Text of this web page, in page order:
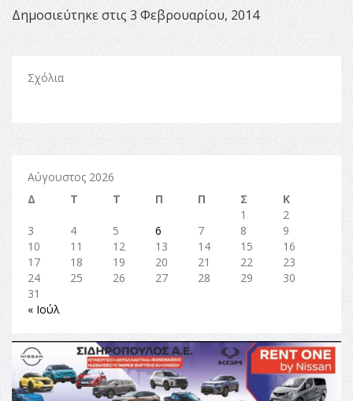
Δημοσιεύτηκε στις 3 Φεβρουαρίου, 2014
Σχόλια
Αύγουστος 2026
Δ
Τ Τ Π Π Σ
Κ
1
2
3
4 5 6 7 8
9
10
11 12 13 14 15
16
17
18 19 20 21 22
23
24
25 26 27 28 29
30
31
« Ιούλ